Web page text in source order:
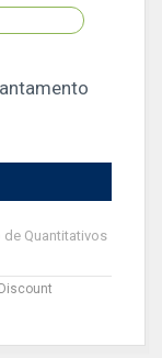
de Quantitativos
Discount